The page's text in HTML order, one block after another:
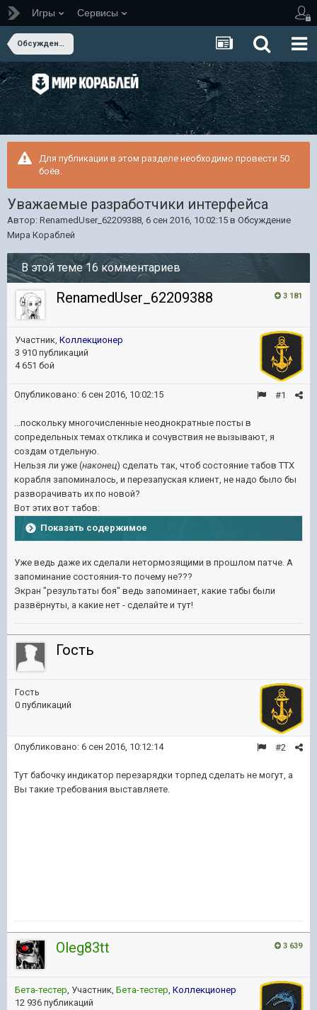
Игры Сервисы
Обсуждение Мира Кораблей
Для публикации в этом разделе необходимо провести 50
боёв.
Уважаемые разработчики интерфейса
Автор: RenamedUser_62209388, 6 сен 2016, 10:02:15 в Обсуждение
Мира Кораблей
В этой теме 16 комментариев
3 181
RenamedUser_62209388
Участник, Коллекционер
3 910 публикаций
4 651 бой
#1
Опубликовано: 6 сен 2016, 10:02:15
...поскольку многочисленные неоднократные посты в
сопредельных темах отклика и сочувствия не вызывают, я
создам отдельную.
Нельзя ли уже (наконец) сделать так, чтоб состояние табов ТТХ
корабля запоминалось, и перезапуская клиент, не надо было бы
разворачивать их по новой?
Вот этих вот табов:
Показать содержимое
Уже ведь даже их сделали нетормозящими в прошлом патче. А
запоминание состояния-то почему не???
Экран "результаты боя" ведь запоминает, какие табы были
развёрнуты, а какие нет - сделайте и тут!
Гость
Гость
0 публикаций
#2
Опубликовано: 6 сен 2016, 10:12:14
Тут бабочку индикатор перезарядки торпед сделать не могут, а
Вы такие требования выставляете.
3 639
Oleg83tt
Бета-тестер, Участник, Бета-тестер, Коллекционер
12 936 публикаций